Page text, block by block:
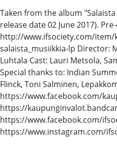
Taken from the album
release date 02 June 2017).
http://www.ifsociety.com/item/
salaista_musiikkia-lp Director:
Luhtala Cast: Lauri Metsola,
Special thanks to: Indian
Flinck, Toni Salminen,
https://www.facebook.com/
https://
https://www.facebook.com/
https://www.instagram.com/